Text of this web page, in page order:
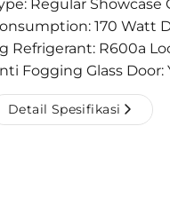
170 Watt
Refrigerant: R600a
Fogging Glass Door:
Detail Spesifikasi